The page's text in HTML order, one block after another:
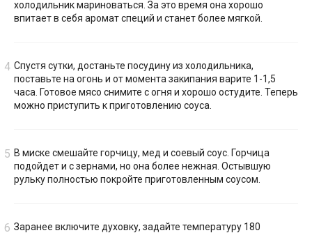
холодильник мариноваться. За это время она хорошо
впитает в себя аромат специй и станет более мягкой.
Спустя сутки, достаньте посудину из холодильника,
поставьте на огонь и от момента закипания варите 1-1,5
часа. Готовое мясо снимите с огня и хорошо остудите. Теперь
можно приступить к приготовлению соуса.
В миске смешайте горчицу, мед и соевый соус. Горчица
подойдет и с зернами, но она более нежная. Остывшую
рульку полностью покройте приготовленным соусом.
Заранее включите духовку, задайте температуру 180